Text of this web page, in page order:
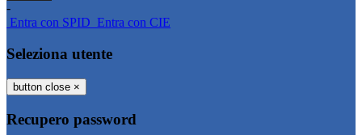
-
Entra con SPID Entra con CIE
Seleziona utente
button close ×
Recupero password